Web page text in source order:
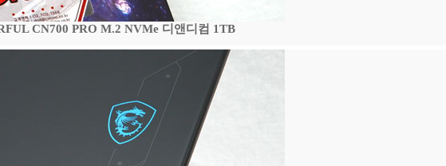
CN700 PRO M.2 NVMe 디앤디컴 1TB